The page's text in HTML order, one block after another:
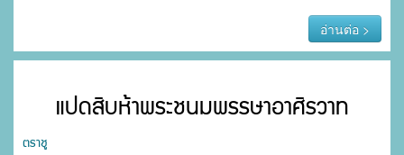
อ่านต่อ >
แปดสิบห้าพระชนมพรรษาอาศิรวาท
ตราชู